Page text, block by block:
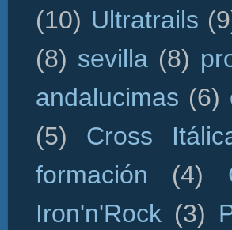
(10) Ultratrails
(8) sevilla (8)
andalucimas (6)
(5)
Cross
formación
(4)
Iron'n'Rock (3)